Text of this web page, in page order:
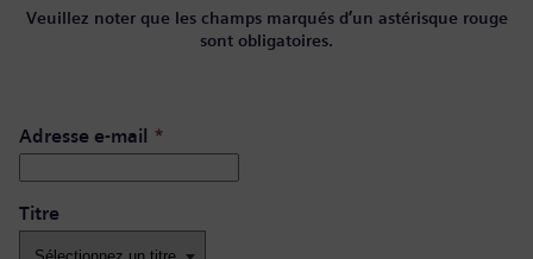
Veuillez noter que les champs marqués d’un astérisque rouge
sont obligatoires.
Adresse e-mail *
Titre